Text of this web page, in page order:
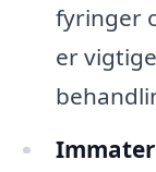
fyringer
er